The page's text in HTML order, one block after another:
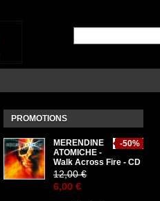
PROMOTIONS
-50%
MERENDINE
ATOMICHE -
Walk Across Fire - CD
12,00 €
6,00 €